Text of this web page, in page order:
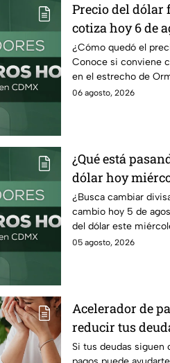
Precio del dólar
cotiza hoy 6 de
¿Cómo quedó el
Conoce si conviene
en el estrecho de
petróleo.
06 agosto, 2026
¿Qué está
dólar hoy
¿Busca cambiar
cambio hoy 5 de
del dólar este
comprar.
05 agosto, 2026
Acelerador de
reducir tus
recuperar el
Si tus deudas siguen